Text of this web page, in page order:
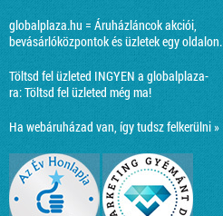
globalplaza.hu = Áruházláncok akciói,
bevásárlóközpontok és üzletek egy oldalon.
Töltsd fel üzleted INGYEN a globalplaza-
ra:Töltsd fel üzleted még ma!
Ha webáruházad van, így tudsz felkerülni »